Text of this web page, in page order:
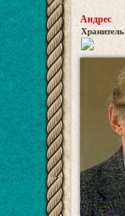
Андрес
Хранитель